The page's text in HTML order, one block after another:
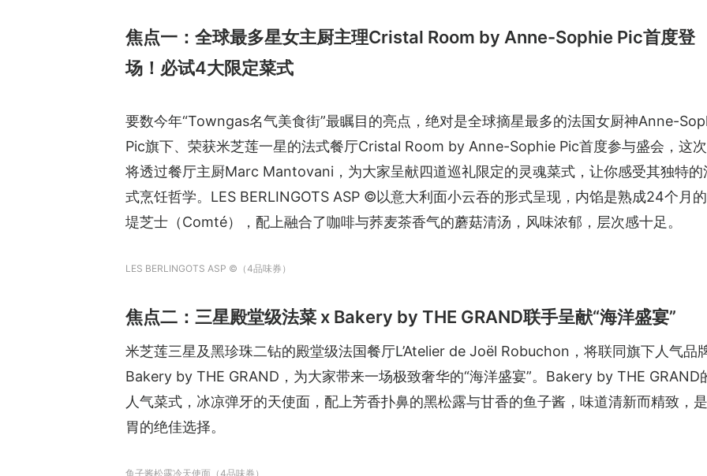
焦点一：全球最多星女主厨主理Cristal Room by Anne-Sophie Pic首度登
场！必试4大限定菜式
要数今年“Towngas名气美食街”最瞩目的亮点，绝对是全球摘星最多的法国女厨神Anne-
Pic旗下、荣获米芝莲一星的法式餐厅Cristal Room by Anne-Sophie Pic首度参与盛会，这
将透过餐厅主厨Marc Mantovani，为大家呈献四道巡礼限定的灵魂菜式，让你感受其独特的
式烹饪哲学。LES BERLINGOTS ASP ©以意大利面小云吞的形式呈现，内馅是熟成24个月
堤芝士（Comté），配上融合了咖啡与荞麦茶香气的蘑菇清汤，风味浓郁，层次感十足。
LES BERLINGOTS ASP ©（4品味券）
焦点二：三星殿堂级法菜 x Bakery by THE GRAND联手呈献“海洋盛宴”
米芝莲三星及黑珍珠二钻的殿堂级法国餐厅L’Atelier de Joël Robuchon，将联同旗下人气品
Bakery by THE GRAND，为大家带来一场极致奢华的“海洋盛宴”。Bakery by THE GRAND
人气菜式，冰凉弹牙的天使面，配上芳香扑鼻的黑松露与甘香的鱼子酱，味道清新而精致，
胃的绝佳选择。
鱼子酱松露冷天使面（4品味券）